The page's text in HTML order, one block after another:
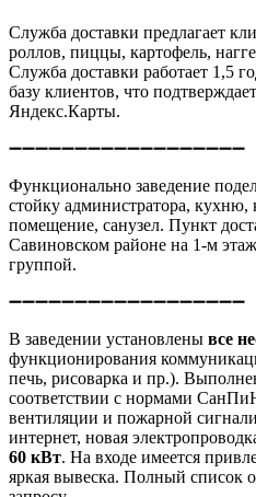
Служба доставки предлагает
роллов, пиццы, картофель,
Служба доставки работает 1,5
базу клиентов, что
Яндекс.Карты.
➖➖➖➖➖➖➖➖➖➖➖➖➖➖➖➖➖➖
Функционально заведение
стойку администратора, кухню,
помещение, санузел. Пункт
Савиновском районе на 1-м
группой.
➖➖➖➖➖➖➖➖➖➖➖➖➖➖➖➖➖➖
В заведении установлены все
функционирования
печь, рисоварка и пр.).
соответствии с нормами
вентиляции и пожарной
интернет, новая
60 кВт. На входе имеется
яркая вывеска. Полный список